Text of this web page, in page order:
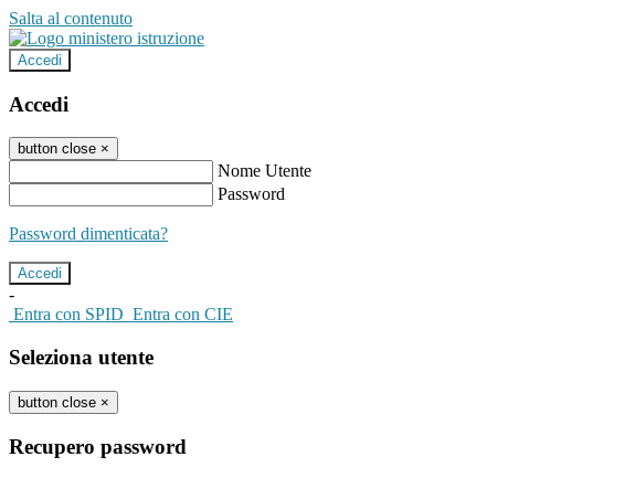
Salta al contenuto
Accedi
Accedi
button close ×
Nome Utente
Password
Password dimenticata?
-
Entra con SPID Entra con CIE
Seleziona utente
button close ×
Recupero password